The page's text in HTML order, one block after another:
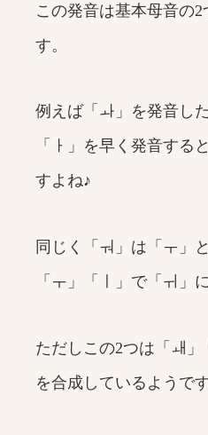
この発音は基本母音の2
す。
例えば「ㅘ」を発音し
「ㅏ」を早く発音する
すよね♪
同じく「ㅝ」は「ㅜ」
「ㅜ」「ㅣ」で「ㅟ」
ただしこの2つは「ㅙ
を合成しているようです